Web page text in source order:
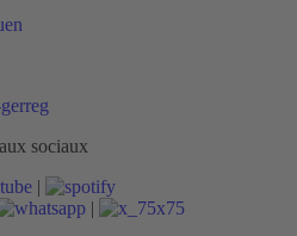
sociaux
|
|